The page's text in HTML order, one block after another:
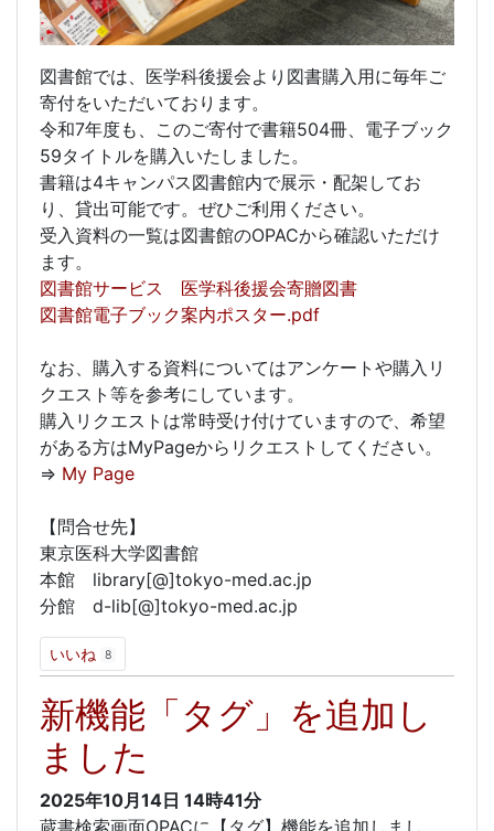
図書館では、医学科後援会より図書購入用に毎年ご
寄付をいただいております。
令和7年度も、このご寄付で書籍504冊、電子ブック
59タイトルを購入いたしました。
書籍は4キャンパス図書館内で展示・配架してお
り、貸出可能です。ぜひご利用ください。
受入資料の一覧は図書館のOPACから確認いただけ
ます。
図書館サービス 医学科後援会寄贈図書
図書館電子ブック案内ポスター.pdf
なお、購入する資料についてはアンケートや購入リ
クエスト等を参考にしています。
購入リクエストは常時受け付けていますので、希望
がある方はMyPageからリクエストしてください。
⇒ My Page
【問合せ先】
東京医科大学図書館
本館 library[@]tokyo-med.ac.jp
分館 d-lib[@]tokyo-med.ac.jp
いいね 8
新機能「タグ」を追加し
ました
2025年10月14日 14時41分
蔵書検索画面OPACに【タグ】機能を追加しまし